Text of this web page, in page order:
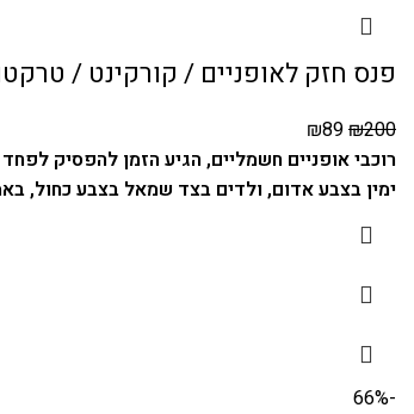
פנס חזק לאופניים / קורקינט /
₪200
₪89
רוכבי אופניים חשמליים, הגיע הזמן להפסיק
ימין בצבע אדום, ולדים בצד שמאל בצבע כחול,
-66%